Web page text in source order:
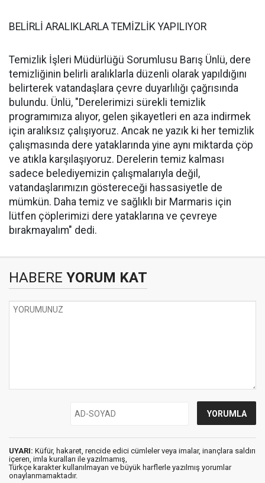
BELİRLİ ARALIKLARLA TEMİZLİK YAPILIYOR
Temizlik İşleri Müdürlüğü Sorumlusu Barış Ünlü, dere
temizliğinin belirli aralıklarla düzenli olarak yapıldığını
belirterek vatandaşlara çevre duyarlılığı çağrısında
bulundu. Ünlü, "Derelerimizi sürekli temizlik
programımıza alıyor, gelen şikayetleri en aza indirmek
için aralıksız çalışıyoruz. Ancak ne yazık ki her temizlik
çalışmasında dere yataklarında yine aynı miktarda çöp
ve atıkla karşılaşıyoruz. Derelerin temiz kalması
sadece belediyemizin çalışmalarıyla değil,
vatandaşlarımızın göstereceği hassasiyetle de
mümkün. Daha temiz ve sağlıklı bir Marmaris için
lütfen çöplerimizi dere yataklarına ve çevreye
bırakmayalım" dedi.
HABERE YORUM KAT
UYARI: Küfür, hakaret, rencide edici cümleler veya imalar, inançlara saldırı
içeren, imla kuralları ile yazılmamış,
Türkçe karakter kullanılmayan ve büyük harflerle yazılmış yorumlar
onaylanmamaktadır.